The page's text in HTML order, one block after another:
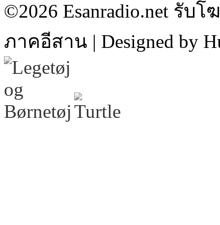
©2026 Esanradio.net รับ
ภาคอีสาน | Designed by